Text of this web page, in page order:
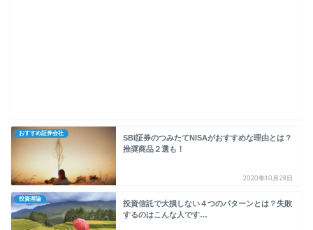
おすすめ証券会社
SBI証券のつみたてNISAがおすすめな理由とは？
推奨商品２選も！
2020年10月28日
投資理論
投資信託で大損しない４つのパターンとは？失敗
するのはこんな人です…